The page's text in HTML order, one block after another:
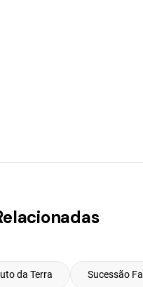
da Terra Sucessão